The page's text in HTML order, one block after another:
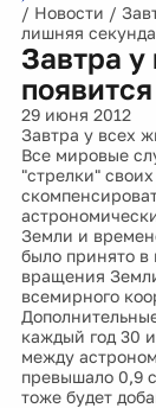
/ Новости /
лишняя секунда
Завтра
29 июня 2012
Завтра у всех
Все мировые
"стрелки"
Земли и
было принято
вращения
всемирного
каждый год 30
между
превышало 0,9
тоже будет